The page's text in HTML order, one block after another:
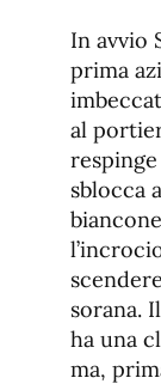
In avvio
prima
al
sblocca
sorana.
ha una
ma,